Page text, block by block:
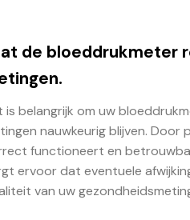
de bloeddrukmeter
is belangrijk om uw
nauwkeurig blijven.
functioneert en
ervoor dat eventuele
van uw